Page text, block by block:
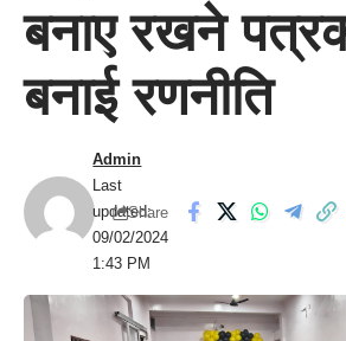
बनाए रखने
बनाई रणनीति
Last
updated:
09/02/2024
1:43 PM
Admin
Share